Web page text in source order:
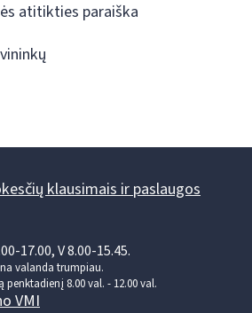
atitikties paraiška
klausimais ir paslaugos
17.00, V 8.00-15.45.
valanda trumpiau.
8.00 val. - 12.00 val.
VMI